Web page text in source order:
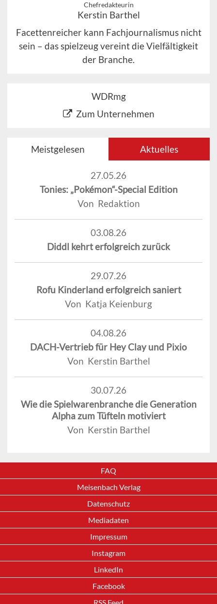
Chefredakteurin
Kerstin Barthel
Facettenreicher kann Fachjournalismus nicht
sein – das spielzeug vereint die Vielfältigkeit
der Branche.
WDRmg
Zum Unternehmen
Meistgelesen Aktuelles
27.05.26
Tonies: „Pokémon“-Special Edition
Von Redaktion
03.08.26
Diddl kehrt erfolgreich zurück
29.07.26
Rofu Kinderland erfolgreich saniert
Von Katja Keienburg
04.08.26
DACH-Vertrieb für Hey Clay und Pixio
Von Kerstin Barthel
30.07.26
Wie die Spielwarenbranche die Generation
Alpha zum Tüfteln motiviert
Von Kerstin Barthel
FAQ
Meisenbach Verlag
Datenschutz
Mediadaten
Impressum
Instagram
LinkedIn
Facebook